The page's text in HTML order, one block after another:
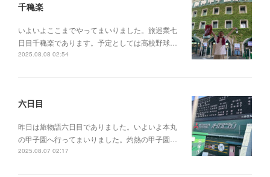
千穐楽
いよいよここまでやってまいりました。旅巡業七
日目千穐楽であります。予定としては高校野球…
2025.08.08 02:54
六日目
昨日は旅物語六日目でありました。いよいよ本丸
の甲子園へ行ってまいりました。灼熱の甲子園…
2025.08.07 02:17